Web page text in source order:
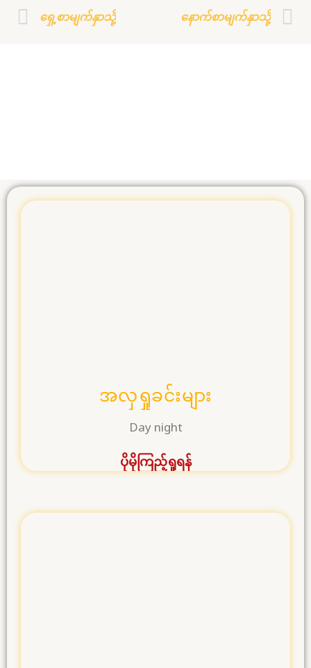
Prev
ရှေ့စာမျက်နှာသို့ နောက်စာမျက်နှာသို့
အလှရှုခင်းများ
Day night
ပိုမိုကြည့်ရှုရန်